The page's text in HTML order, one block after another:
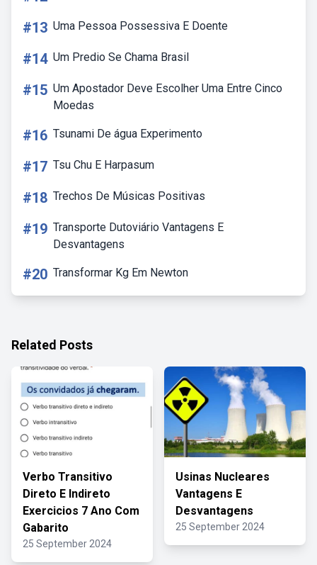
#13 Uma Pessoa Possessiva E Doente
#14 Um Predio Se Chama Brasil
#15 Um Apostador Deve Escolher Uma Entre Cinco
Moedas
#16 Tsunami De água Experimento
#17 Tsu Chu E Harpasum
#18 Trechos De Músicas Positivas
#19 Transporte Dutoviário Vantagens E
Desvantagens
#20 Transformar Kg Em Newton
Related Posts
Verbo Transitivo
Direto E Indireto
Exercicios 7 Ano Com
Gabarito
25 September 2024
Usinas Nucleares
Vantagens E
Desvantagens
25 September 2024